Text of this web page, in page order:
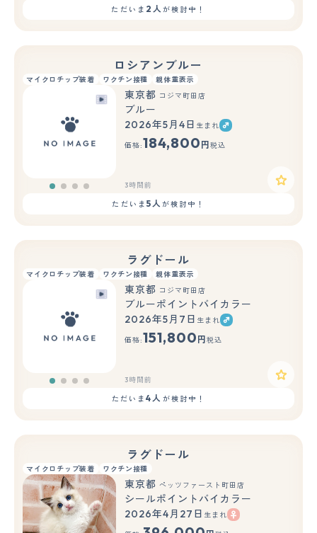
ただいま 2人が検討中！
ロシアンブルー
マイクロチップ装着 ワクチン接種 親体重表示
東京都 コジマ町田店
ブルー
2026年5月4日 生まれ
価格:184,800 円 税込
3時間前
ただいま 5人が検討中！
ラグドール
マイクロチップ装着 ワクチン接種 親体重表示
東京都 コジマ町田店
ブルーポイントバイカラー
2026年5月7日 生まれ
価格:151,800 円 税込
3時間前
ただいま4人 が検討中！
ラグドール
マイクロチップ装着 ワクチン接種
もっと見る
東京都 ペッツファースト町田店
シールポイントバイカラー
2026年4月27日 生まれ